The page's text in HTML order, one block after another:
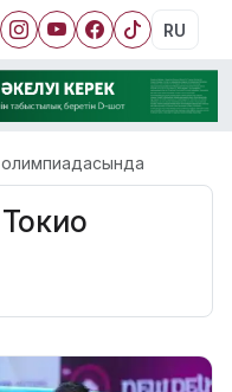
RU
олимпиадасында